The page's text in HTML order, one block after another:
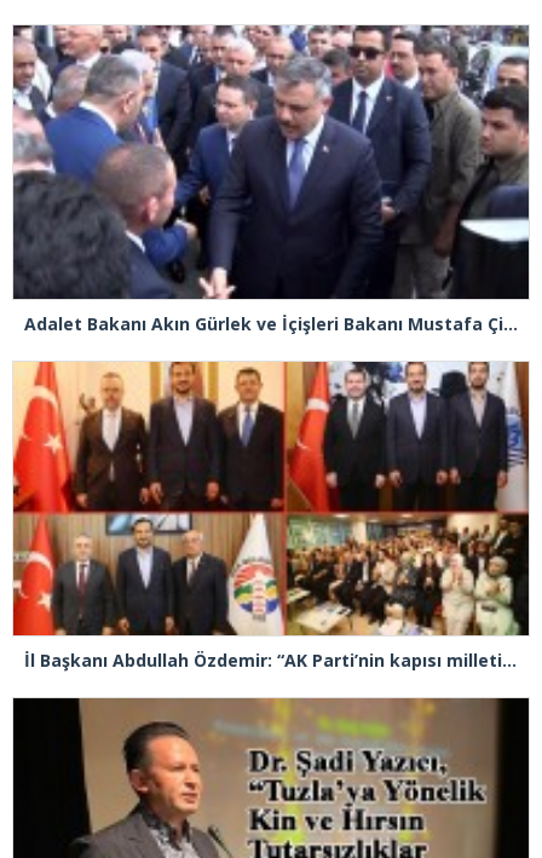
Adalet Bakanı Akın Gürlek ve İçişleri Bakanı Mustafa Çiftçi Esenyurt’ta
İl Başkanı Abdullah Özdemir: “AK Parti’nin kapısı milletine hizmet etmek isteyen herkese açıktır”